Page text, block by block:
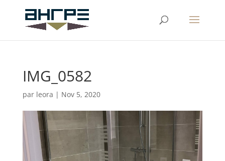
IMG_0582
par leora | Nov 5, 2020